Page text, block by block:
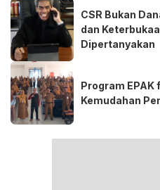
CSR Bukan
dan
Dipertanyakan
Program EPAK
Kemudahan